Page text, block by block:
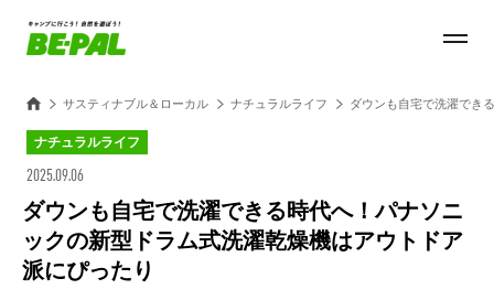
サスティナブル＆ローカル ナチュラルライフ ダウンも自宅で洗濯でき
ナチュラルライフ
2025.09.06
ダウンも自宅で洗濯できる時代へ！パナソニ
ックの新型ドラム式洗濯乾燥機はアウトドア
派にぴったり